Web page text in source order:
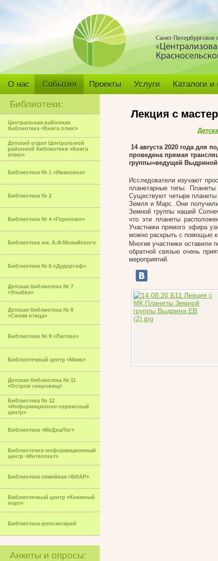
О нас События Проекты Услуги Каталоги
Библиотеки:
Центральная районная
библиотека «Книга плюс»
Детский отдел Центральной
районной библиотеки «Книга
плюс»
Библиотека № 1 «Ивановка»
Библиотека № 2
Библиотека № 4 «Горелово»
Библиотека им. А.Ф.Можайского
Библиотека № 6 «Дудергоф»
Детская библиотека № 7
«Улыбка»
Детская библиотека № 8
«Синяя птица»
Библиотека № 9 «Лигово»
Библиотечный центр «Маяк»
Детская библиотека № 11
«Остров сокровищ»
Библиотека № 12
«Информационно-сервисный
центр»
Библиотека «МеДиаЛог»
Библиотечно-информационный
центр «Интеллект»
Библиотека семейная «БИАР»
Библиотечный центр «Книжный
порт»
Библиотека-репозитарий
Анкеты и опросы:
Лекция с
14 августа 2020 года для
проведена прямая
группы»ведущей
Исследователи изучают
планетарные типы.
Существуют четыре
Земля и Марс. Они
Земной группы нашей
что эти планеты
Участники прямого эфира
можно раскрыть с помощью
Многие участники
обратной связью очень
мероприятий.